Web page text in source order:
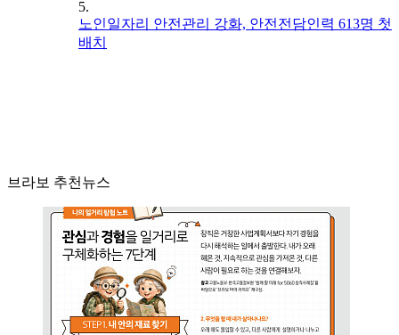
5.
노인일자리 안전관리 강화, 안전전담인력 613명 첫
배치
브라보 추천뉴스